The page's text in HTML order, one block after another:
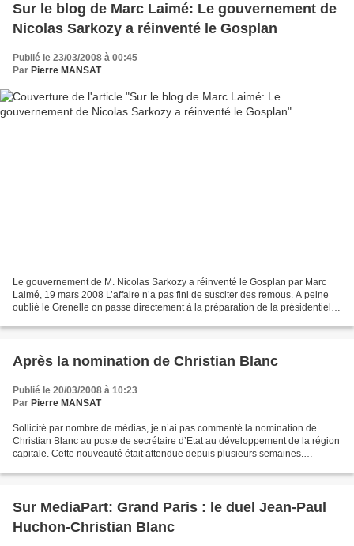
Sur le blog de Marc Laimé: Le gouvernement de
Nicolas Sarkozy a réinventé le Gosplan
Publié le 23/03/2008 à 00:45
Par Pierre MANSAT
Le gouvernement de M. Nicolas Sarkozy a réinventé le Gosplan par Marc
Laimé, 19 mars 2008 L’affaire n’a pas fini de susciter des remous. A peine
oublié le Grenelle on passe directement à la préparation de la présidentielle.
Après la nomination de Christian Blanc
Publié le 20/03/2008 à 10:23
Par Pierre MANSAT
Sollicité par nombre de médias, je n’ai pas commenté la nomination de
Christian Blanc au poste de secrétaire d’Etat au développement de la région
capitale. Cette nouveauté était attendue depuis plusieurs semaines.
Sur MediaPart: Grand Paris : le duel Jean-Paul
Huchon-Christian Blanc